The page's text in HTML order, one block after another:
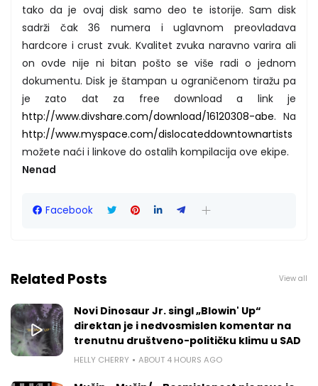
tako da je ovaj disk samo deo te istorije. Sam disk
sadrži čak 36 numera i uglavnom preovladava
hardcore i crust zvuk. Kvalitet zvuka naravno varira ali
on ovde nije ni bitan pošto se više radi o jednom
dokumentu. Disk je štampan u ograničenom tiražu pa
je zato dat za free download a link je
http://www.divshare.com/download/16120308-abe. Na
http://www.myspace.com/dislocateddowntownartists
možete naći i linkove do ostalih kompilacija ove ekipe.
Nenad
Facebook
Related Posts View all
Novi Dinosaur Jr. singl „Blowin' Up“
direktan je i nedvosmislen komentar na
trenutnu društveno-političku klimu u SAD
HELLY CHERRY ABOUT 4 HOURS AGO